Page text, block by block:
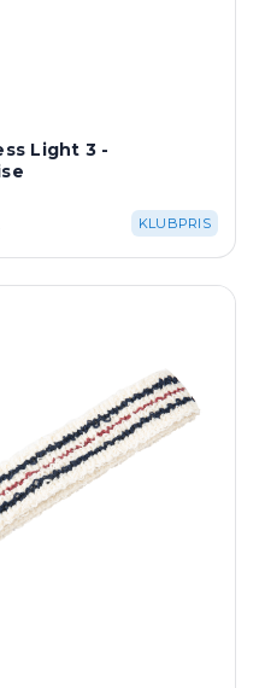
Light 3 -
KLUBPRIS